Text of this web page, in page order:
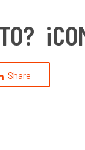
Share